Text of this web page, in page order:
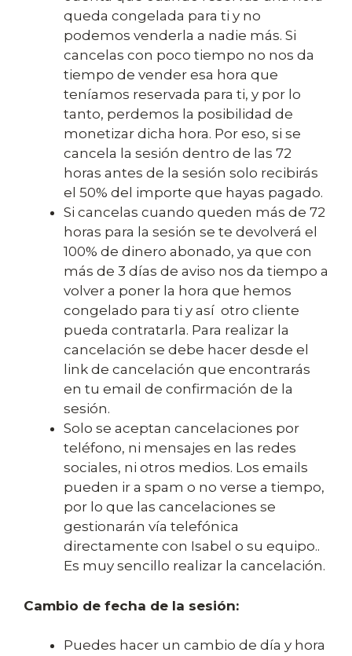
queda congelada para ti y no
podemos venderla a nadie más. Si
cancelas con poco tiempo no nos da
tiempo de vender esa hora que
teníamos reservada para ti, y por lo
tanto, perdemos la posibilidad de
monetizar dicha hora. Por eso, si se
cancela la sesión dentro de las 72
horas antes de la sesión solo recibirás
el 50% del importe que hayas pagado.
Si cancelas cuando queden más de 72
horas para la sesión se te devolverá el
100% de dinero abonado, ya que con
más de 3 días de aviso nos da tiempo a
volver a poner la hora que hemos
congelado para ti y así otro cliente
pueda contratarla. Para realizar la
cancelación se debe hacer desde el
link de cancelación que encontrarás
en tu email de confirmación de la
sesión.
Solo se aceptan cancelaciones por
teléfono, ni mensajes en las redes
sociales, ni otros medios. Los emails
pueden ir a spam o no verse a tiempo,
por lo que las cancelaciones se
gestionarán vía telefónica
directamente con Isabel o su equipo..
Es muy sencillo realizar la cancelación.
Cambio de fecha de la sesión:
Puedes hacer un cambio de día y hora